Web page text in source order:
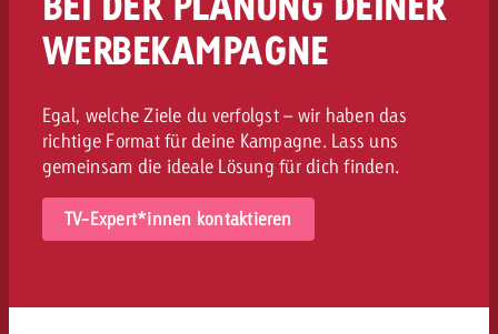
WERBEKAMPAGNE
Egal, welche Ziele du verfolgst – wir haben das
richtige Format für deine Kampagne. Lass uns
gemeinsam die ideale Lösung für dich finden.
TV-Expert*innen kontaktieren